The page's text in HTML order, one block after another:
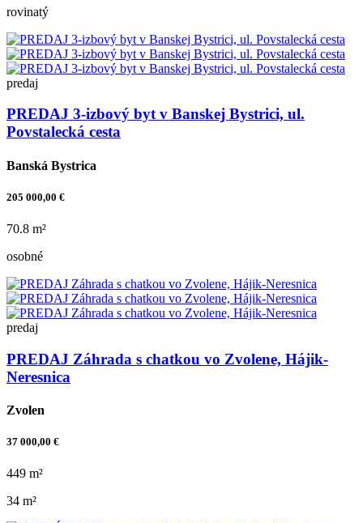
rovinatý
predaj
PREDAJ 3-izbový byt v Banskej Bystrici, ul.
Povstalecká cesta
Banská Bystrica
205 000,00 €
70.8 m²
osobné
predaj
PREDAJ Záhrada s chatkou vo Zvolene, Hájik-
Neresnica
Zvolen
37 000,00 €
449 m²
34 m²